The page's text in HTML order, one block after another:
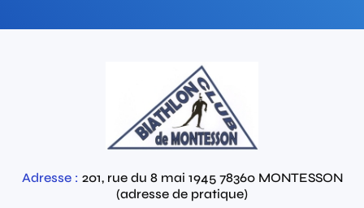
Adresse : 201, rue du 8 mai 1945 78360 MONTESSON
(adresse de pratique)